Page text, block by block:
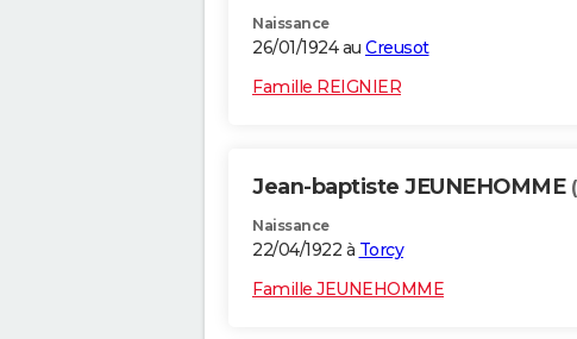
Naissance
26/01/1924 au Creusot
Famille REIGNIER
Jean-baptiste JEUNEHOMME
Naissance
22/04/1922 à Torcy
Famille JEUNEHOMME